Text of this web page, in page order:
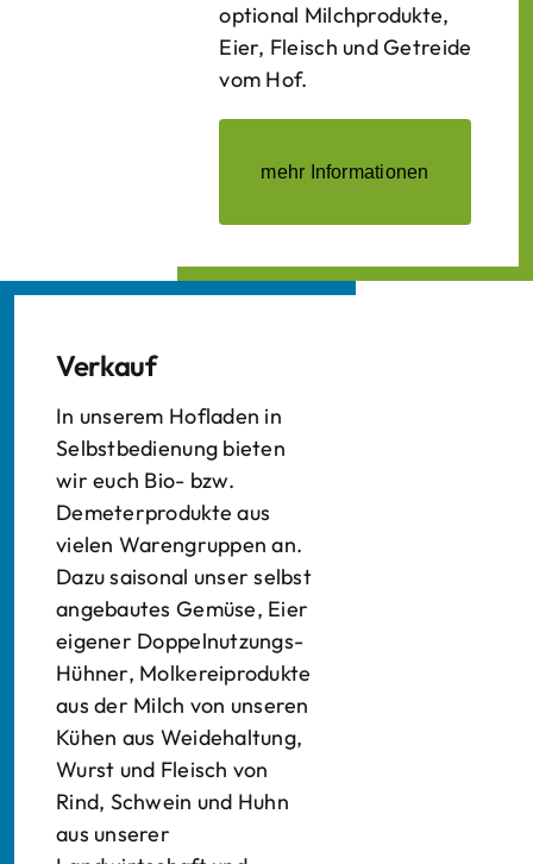
optional Milchprodukte,
Eier, Fleisch und Getreide
vom Hof.
mehr Informationen
Verkauf
In unserem Hofladen in
Selbstbedienung bieten
wir euch Bio- bzw.
Demeterprodukte aus
vielen Warengruppen an.
Dazu saisonal unser selbst
angebautes Gemüse, Eier
eigener Doppelnutzungs-
Hühner, Molkereiprodukte
aus der Milch von unseren
Kühen aus Weidehaltung,
Wurst und Fleisch von
Rind, Schwein und Huhn
aus unserer